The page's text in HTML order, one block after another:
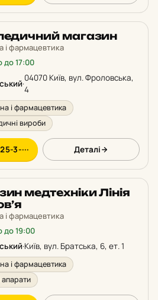
магазин
і фармацевтика
до 17:00
·
04070 Київ, вул. Фроловська,
4
і фармацевтика
вироби
3-··· Деталі
медтехніки Лінія
і фармацевтика
до 19:00
·Київ, вул. Братська, 6, ет. 1
і фармацевтика
апарати